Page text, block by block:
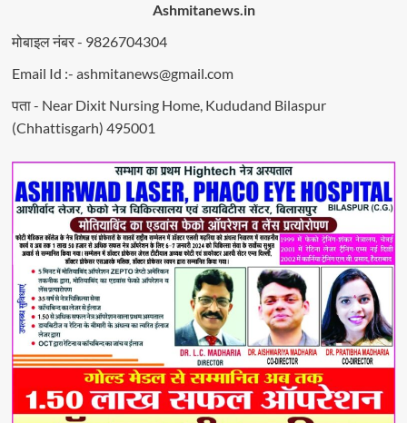
Ashmitanews.in
मोबाइल नंबर - 9826704304
Email Id :- ashmitanews@gmail.com
पता - Near Dixit Nursing Home, Kududand Bilaspur
(Chhattisgarh) 495001